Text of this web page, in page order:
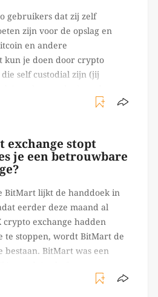
gebruikers dat zij zelf
zijn voor de opslag en
en andere
kun je doen door crypto
self custodial zijn (jij
Echter, op 29 juli
exchange stopt
je een betrouwbare
BitMart lijkt de handdoek in
eerder deze maand al
crypto exchange hadden
te stoppen, wordt BitMart de
bestaan. BitMart was een
konden om te handelen